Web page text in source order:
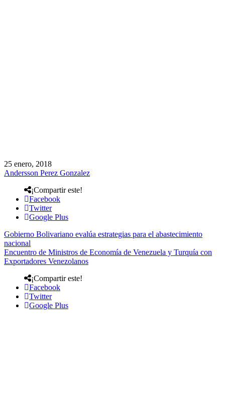
25 enero, 2018
Andersson Perez Gonzalez
¡Compartir este!
Facebook
Twitter
Google Plus
Gobierno Bolivariano evalúa estrategias para el abastecimiento
nacional
Encuentro de Ministros de Economía de Venezuela y Turquía con
Exportadores Venezolanos
¡Compartir este!
Facebook
Twitter
Google Plus